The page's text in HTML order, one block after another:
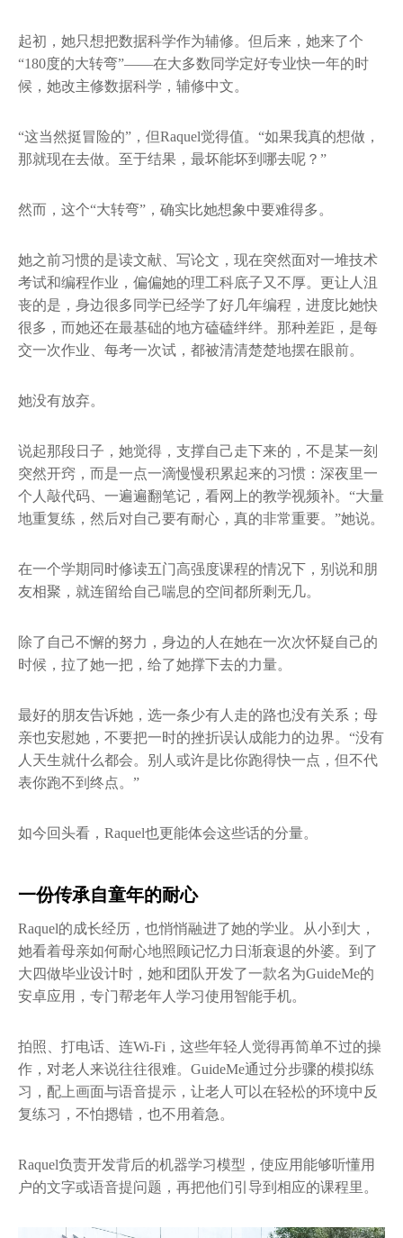
起初，她只想把数据科学作为辅修。但后来，她来了个
“180度的大转弯”——在大多数同学定好专业快一年的时
候，她改主修数据科学，辅修中文。
“这当然挺冒险的”，但Raquel觉得值。“如果我真的想做，
那就现在去做。至于结果，最坏能坏到哪去呢？”
然而，这个“大转弯”，确实比她想象中要难得多。
她之前习惯的是读文献、写论文，现在突然面对一堆技术
考试和编程作业，偏偏她的理工科底子又不厚。更让人沮
丧的是，身边很多同学已经学了好几年编程，进度比她快
很多，而她还在最基础的地方磕磕绊绊。那种差距，是每
交一次作业、每考一次试，都被清清楚楚地摆在眼前。
她没有放弃。
说起那段日子，她觉得，支撑自己走下来的，不是某一刻
突然开窍，而是一点一滴慢慢积累起来的习惯：深夜里一
个人敲代码、一遍遍翻笔记，看网上的教学视频补。“大量
地重复练，然后对自己要有耐心，真的非常重要。”她说。
在一个学期同时修读五门高强度课程的情况下，别说和朋
友相聚，就连留给自己喘息的空间都所剩无几。
除了自己不懈的努力，身边的人在她在一次次怀疑自己的
时候，拉了她一把，给了她撑下去的力量。
最好的朋友告诉她，选一条少有人走的路也没有关系；母
亲也安慰她，不要把一时的挫折误认成能力的边界。“没有
人天生就什么都会。别人或许是比你跑得快一点，但不代
表你跑不到终点。”
如今回头看，Raquel也更能体会这些话的分量。
一份传承自童年的耐心
Raquel的成长经历，也悄悄融进了她的学业。从小到大，
她看着母亲如何耐心地照顾记忆力日渐衰退的外婆。到了
大四做毕业设计时，她和团队开发了一款名为GuideMe的
安卓应用，专门帮老年人学习使用智能手机。
拍照、打电话、连Wi-Fi，这些年轻人觉得再简单不过的操
作，对老人来说往往很难。GuideMe通过分步骤的模拟练
习，配上画面与语音提示，让老人可以在轻松的环境中反
复练习，不怕摁错，也不用着急。
Raquel负责开发背后的机器学习模型，使应用能够听懂用
户的文字或语音提问题，再把他们引导到相应的课程里。